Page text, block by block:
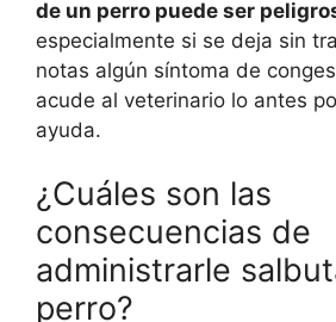
de un perro puede ser
especialmente si se deja sin
notas algún síntoma de
acude al veterinario lo antes
ayuda.
¿Cuáles son las
consecuencias de
administrarle
perro?